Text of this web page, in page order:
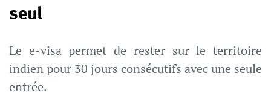
seul
Le e-visa permet de rester sur le territoire
indien pour 30 jours consécutifs avec une seule
entrée.